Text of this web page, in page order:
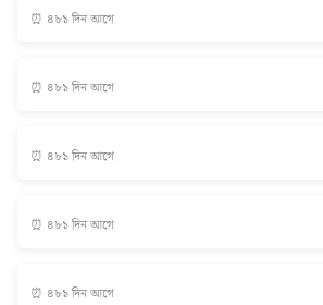
⏰ ৪৮১ দিন আগে
⏰ ৪৮১ দিন আগে
⏰ ৪৮১ দিন আগে
⏰ ৪৮১ দিন আগে
⏰ ৪৮১ দিন আগে